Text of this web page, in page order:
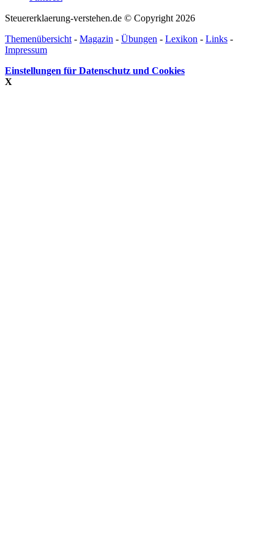
Steuererklaerung-verstehen.de © Copyright 2026
Themenübersicht - Magazin - Übungen - Lexikon - Links -
Impressum
Einstellungen für Datenschutz und Cookies
X